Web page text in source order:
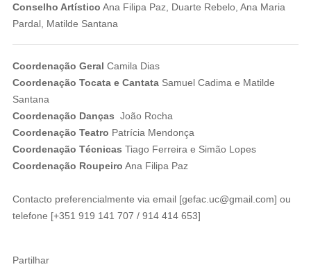
Conselho Artístico Ana Filipa Paz, Duarte Rebelo, Ana Maria
Pardal, Matilde Santana
Coordenação Geral Camila Dias
Coordenação Tocata e CantataSamuel Cadima e Matilde
Santana
Coordenação Danças João Rocha
Coordenação Teatro Patrícia Mendonça
Coordenação Técnicas Tiago Ferreira e Simão Lopes
Coordenação Roupeiro Ana Filipa Paz
Contacto preferencialmente via email [gefac.uc@gmail.com] ou
telefone [+351 919 141 707 / 914 414 653]
Partilhar